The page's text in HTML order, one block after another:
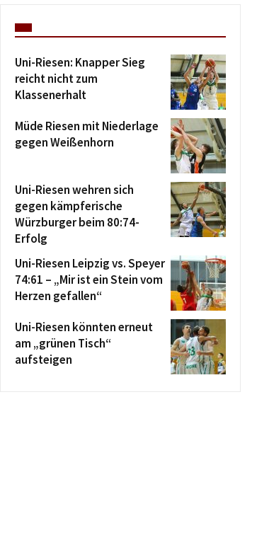
Uni-Riesen: Knapper Sieg
reicht nicht zum
Klassenerhalt
Müde Riesen mit Niederlage
gegen Weißenhorn
Uni-Riesen wehren sich
gegen kämpferische
Würzburger beim 80:74-
Erfolg
Uni-Riesen Leipzig vs. Speyer
74:61 – „Mir ist ein Stein vom
Herzen gefallen“
Uni-Riesen könnten erneut
am „grünen Tisch“
aufsteigen